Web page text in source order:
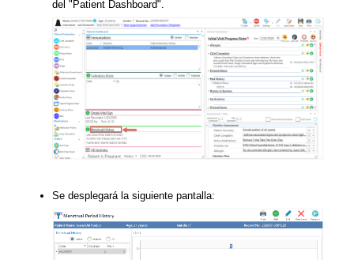
del "Patient Dashboard".
Se desplegará la siguiente pantalla: